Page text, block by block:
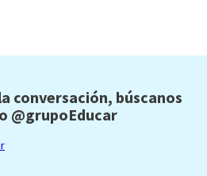
conversación, búscanos
@grupoEducar